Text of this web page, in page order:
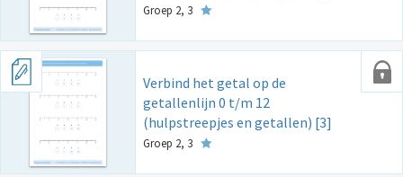
Groep 2, 3
Verbind het getal op de
getallenlijn 0 t/m 12
(hulpstreepjes en getallen) [3]
Groep 2, 3